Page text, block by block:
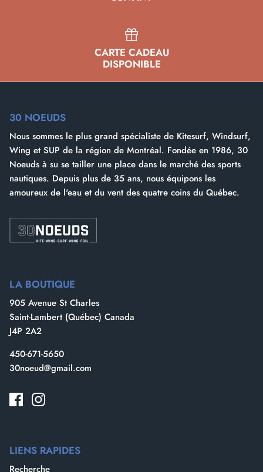
Besoin d'une batterie de plus ? LOUEZ
ICI
CARTE CADEAU
DISPONIBLE
30 NOEUDS
Nous sommes le plus grand spécialiste de Kitesurf, Windsurf,
Wing et SUP de la région de Montréal. Fondée en 1986, 30
Noeuds à su se tailler une place dans le marché des sports
nautiques. Depuis plus de 35 ans, nous équipons les
amoureux de l'eau et du vent des quatre coins du Québec.
LA BOUTIQUE
905 Avenue St Charles
Saint-Lambert (Québec) Canada
J4P 2A2
450-671-5650
30noeud@gmail.com
LIENS RAPIDES
Recherche